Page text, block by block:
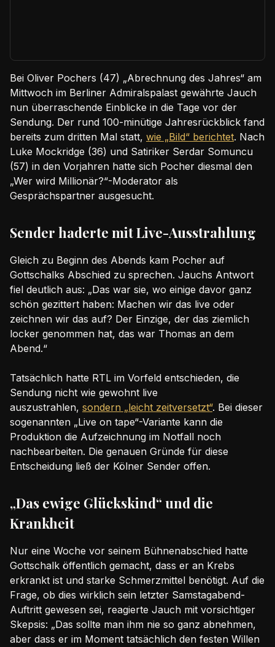
Bei Oliver Pochers (47) „Abrechnung des Jahres“ am
Mittwoch im Berliner Admiralspalast gewährte Jauch
nun überraschende Einblicke in die Tage vor der
Sendung. Der rund 100-minütige Jahresrückblick fand
bereits zum dritten Mal statt, wie „Bild“ berichtet. Nach
Luke Mockridge (36) und Satiriker Serdar Somuncu
(57) in den Vorjahren hatte sich Pocher diesmal den
„Wer wird Millionär?“-Moderator als
Gesprächspartner ausgesucht.
Sender haderte mit Live-Ausstrahlung
Gleich zu Beginn des Abends kam Pocher auf
Gottschalks Abschied zu sprechen. Jauchs Antwort
fiel deutlich aus: „Das war sie, wo einige davor ganz
schön gezittert haben: Machen wir das live oder
zeichnen wir das auf? Der Einzige, der das ziemlich
locker genommen hat, das war Thomas an dem
Abend.“
Tatsächlich hatte RTL im Vorfeld entschieden, die
Sendung nicht wie gewohnt live
auszustrahlen, sondern „leicht zeitversetzt“. Bei dieser
sogenannten „Live on tape“-Variante kann die
Produktion die Aufzeichnung im Notfall noch
nachbearbeiten. Die genauen Gründe für diese
Entscheidung ließ der Kölner Sender offen.
„Das ewige Glückskind“ und die
Krankheit
Nur eine Woche vor seinem Bühnenabschied hatte
Gottschalk öffentlich gemacht, dass er an Krebs
erkrankt ist und starke Schmerzmittel benötigt. Auf die
Frage, ob dies wirklich sein letzter Samstagabend-
Auftritt gewesen sei, reagierte Jauch mit vorsichtiger
Skepsis: „Das sollte man ihm nie so ganz abnehmen,
aber dass er im Moment tatsächlich den festen Willen